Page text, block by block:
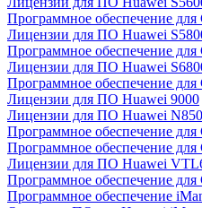
Программное обеспечение
Лицензии для ПО Huawei
Программное обеспечение
Лицензии для ПО Huawei
Программное обеспечение
Лицензии для ПО Huawei 9000
Лицензии для ПО Huawei
Программное обеспечение
Программное обеспечение
Лицензии для ПО Huawei
Программное обеспечение
Программное обеспечение